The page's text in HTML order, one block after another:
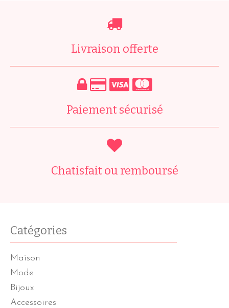
Livraison offerte
Paiement sécurisé
Chatisfait ou remboursé
Catégories
Maison
Mode
Bijoux
Accessoires